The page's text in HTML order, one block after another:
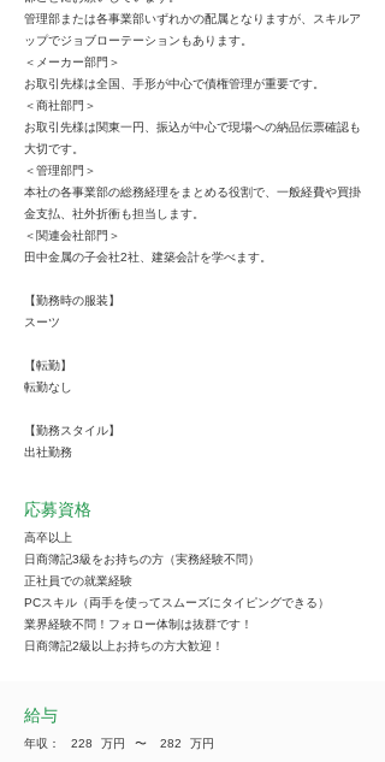
管理部または各事業部いずれかの配属となりますが、スキルア
ップでジョブローテーションもあります。
＜メーカー部門＞
お取引先様は全国、手形が中心で債権管理が重要です。
＜商社部門＞
お取引先様は関東一円、振込が中心で現場への納品伝票確認も
大切です。
＜管理部門＞
本社の各事業部の総務経理をまとめる役割で、一般経費や買掛
金支払、社外折衝も担当します。
＜関連会社部門＞
田中金属の子会社2社、建築会計を学べます。
【勤務時の服装】
スーツ
【転勤】
転勤なし
【勤務スタイル】
出社勤務
応募資格
高卒以上
日商簿記3級をお持ちの方（実務経験不問）
正社員での就業経験
PCスキル（両手を使ってスムーズにタイピングできる）
業界経験不問！フォロー体制は抜群です！
日商簿記2級以上お持ちの方大歓迎！
給与
年収： 228 万円 ​〜 282 万円